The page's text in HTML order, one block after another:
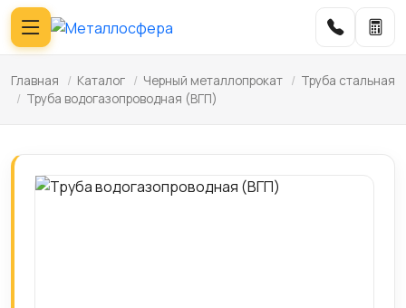
Главная / Каталог / Черный металлопрокат / Труба стальная
/ Труба водогазопроводная (ВГП)